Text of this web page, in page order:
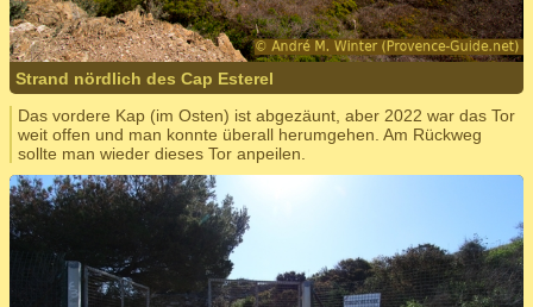
Strand nördlich des Cap Esterel
Das vordere Kap (im Osten) ist abgezäunt, aber 2022 war das Tor
weit offen und man konnte überall herumgehen. Am Rückweg
sollte man wieder dieses Tor anpeilen.